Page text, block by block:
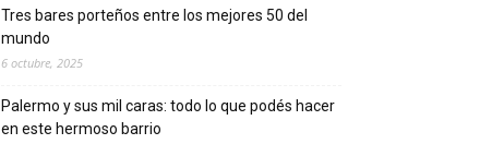
Tres bares porteños entre los mejores 50 del
mundo
6 octubre, 2025
Palermo y sus mil caras: todo lo que podés hacer
en este hermoso barrio